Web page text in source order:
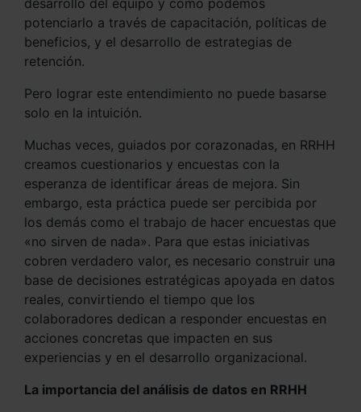
potenciarlo a través de capacitación, políticas de
beneficios, y el desarrollo de estrategias de
retención.
Pero lograr este entendimiento no puede basarse
solo en la intuición.
Muchas veces, guiados por corazonadas, en RRHH
creamos cuestionarios y encuestas con la
esperanza de identificar áreas de mejora. Sin
embargo, esta práctica puede ser percibida por
los demás como el trabajo de hacer encuestas que
«no sirven de nada». Para que estas iniciativas
cobren verdadero valor, es necesario construir una
base de decisiones estratégicas apoyada en datos
reales, convirtiendo el tiempo que los
colaboradores dedican a responder encuestas en
acciones concretas que impacten en sus
experiencias y en el desarrollo organizacional.
La importancia del análisis de datos en RRHH